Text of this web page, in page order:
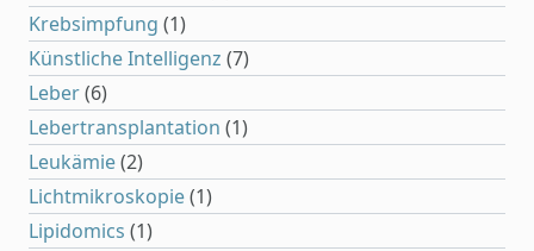
Krebsimpfung (1)
Künstliche Intelligenz (7)
Leber(6)
Lebertransplantation (1)
Leukämie(2)
Lichtmikroskopie(1)
Lipidomics (1)